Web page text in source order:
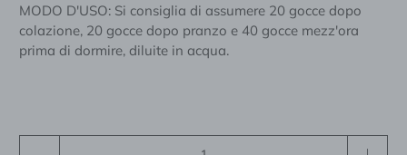
MODO D'USO: Si consiglia di assumere 20 gocce dopo
colazione, 20 gocce dopo pranzo e 40 gocce mezz'ora
prima di dormire, diluite in acqua.